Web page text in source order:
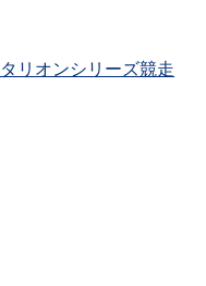
リオンシリーズ競走